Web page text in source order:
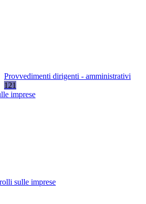
Provvedimenti dirigenti - amministrativi
121
imprese
sulle imprese